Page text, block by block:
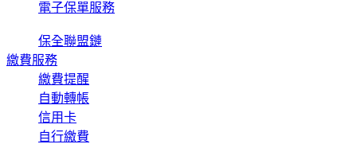
電子保單服務
保全聯盟鏈
繳費服務
繳費提醒
自動轉帳
信用卡
自行繳費